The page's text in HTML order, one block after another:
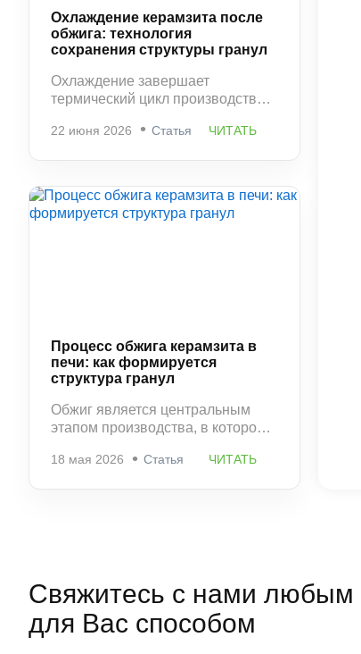
Охлаждение керамзита после
обжига: технология
сохранения структуры гранул
Охлаждение завершает
термический цикл производства и
материала, сформированную в
прочность, стабильную
пористость и устойчивость к
разрушению.
22 июня 2026 Статья ЧИТАТЬ
Процесс обжига керамзита в
печи: как формируется
структура гранул
Обжиг является центральным
этапом производства, в котором
свойства керамзита. Именно
18 мая 2026 Статья ЧИТАТЬ
Свяжитесь с нами
для Вас способом